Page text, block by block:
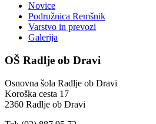
Novice
Podružnica Remšnik
Varstvo in prevozi
Galerija
OŠ Radlje ob Dravi
Osnovna šola Radlje ob Dravi
Koroška cesta 17
2360 Radlje ob Dravi